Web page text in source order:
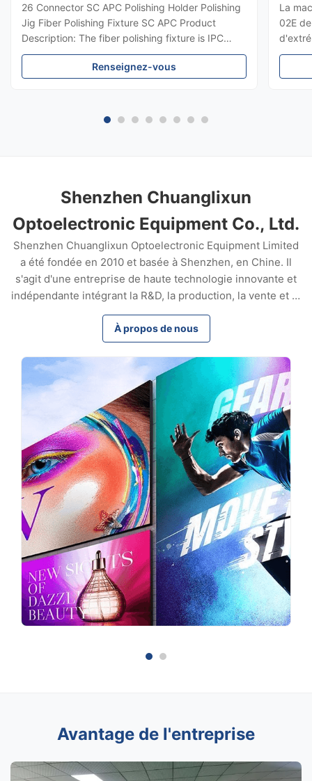
26 Connector SC APC Polishing Holder Polishing
Jig Fiber Polishing Fixture SC APC Product
Description: The fiber polishing fixture is IPC
Structure, Independent compression of each
connector. The fiber polishing fixture pass rate
Renseignez-vous
98%
La
02E
Shenzhen Chuanglixun
Optoelectronic Equipment Co., Ltd.
Shenzhen Chuanglixun Optoelectronic Equipment Limited
a été fondée en 2010 et basée à Shenzhen, en Chine. Il
s'agit d'une entreprise de haute technologie innovante et
indépendante intégrant la R&D, la production, la vente et le
service pour les équipements de production de
connecteurs à fibres optiques. Avec 17 ans d'expertise,
nous fournissons à nos clients du monde entier des
équipements hautes performances et des solutions sur
mesure, gagnant une confiance à long terme grâce à
À propos de nous
Avantage de l'entreprise